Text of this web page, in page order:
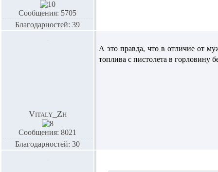
Сообщения: 5705
Благодарностей: 39
Vitaly_Zh
Сообщения: 8021
Благодарностей: 30
А это правда, что в отличие от
топлива с пистолета в горловину